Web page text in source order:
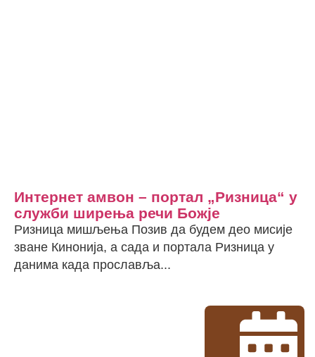
Интернет амвон – портал „Ризница“ у
служби ширења речи Божје
Ризница мишљења Позив да будем део мисије
зване Кинонија, а сада и портала Ризница у
данима када прославља...